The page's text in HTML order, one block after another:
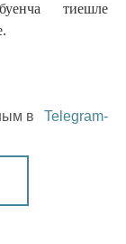
тиешле
в
Telegram-